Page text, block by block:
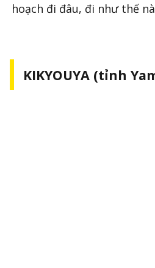
hoạch đi đâu, đi như thế
KIKYOUYA (tỉnh